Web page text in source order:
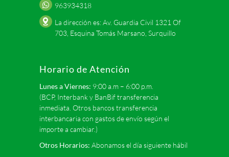
963934318
La dirección es: Av. Guardia Civil 1321 Of
703, Esquina Tomás Marsano, Surquillo
Horario de Atención
Lunes a Viernes: 9:00 a.m – 6:00 p.m.
(BCP, Interbank y BanBif transferencia
inmediata. Otros bancos transferencia
interbancaria con gastos de envío según el
importe a cambiar.)
Otros Horarios: Abonamos el día siguiente hábil